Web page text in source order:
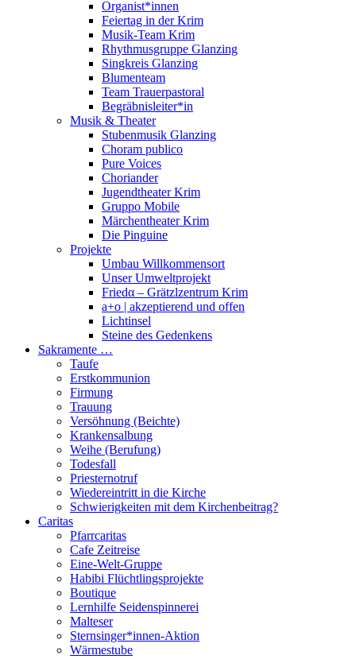
Organist*innen
Feiertag in der Krim
Musik-Team Krim
Rhythmusgruppe Glanzing
Singkreis Glanzing
Blumenteam
Team Trauerpastoral
Begräbnisleiter*in
Musik & Theater
Stubenmusik Glanzing
Choram publico
Pure Voices
Choriander
Jugendtheater Krim
Gruppo Mobile
Märchentheater Krim
Die Pinguine
Projekte
Umbau Willkommensort
Unser Umweltprojekt
Friedα – Grätzlzentrum Krim
a+o | akzeptierend und offen
Lichtinsel
Steine des Gedenkens
Sakramente …
Taufe
Erstkommunion
Firmung
Trauung
Versöhnung (Beichte)
Krankensalbung
Weihe (Berufung)
Todesfall
Priesternotruf
Wiedereintritt in die Kirche
Schwierigkeiten mit dem Kirchenbeitrag?
Caritas
Pfarrcaritas
Cafe Zeitreise
Eine-Welt-Gruppe
Habibi Flüchtlingsprojekte
Boutique
Lernhilfe Seidenspinnerei
Malteser
Sternsinger*innen-Aktion
Wärmestube